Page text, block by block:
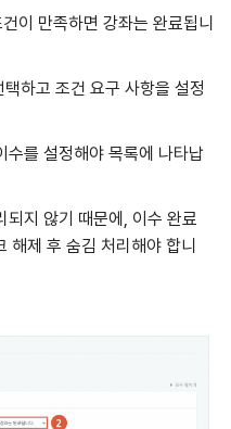
이 만족하면 강좌는 완료됩니
하고 조건 요구 사항을 설정
를 설정해야 목록에 나타납
지 않기 때문에, 이수 완료
해제 후 숨김 처리해야 합니